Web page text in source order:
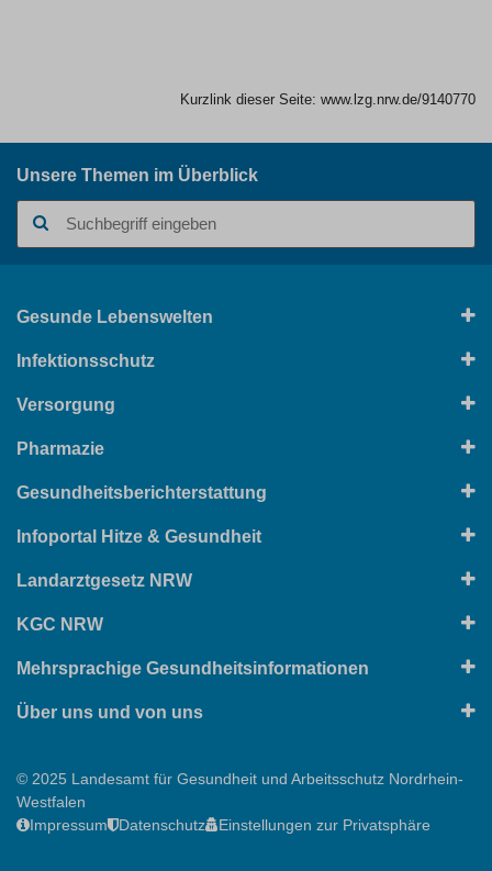
Kurzlink dieser Seite: www.lzg.nrw.de/9140770
Unsere Themen im Überblick
Gesunde Lebenswelten
Infektionsschutz
Versorgung
Pharmazie
Gesundheitsberichterstattung
Infoportal Hitze & Gesundheit
Landarztgesetz NRW
KGC NRW
Mehrsprachige Gesundheitsinformationen
Über uns und von uns
© 2025 Landesamt für Gesundheit und Arbeitsschutz Nordrhein-
Westfalen
Impressum
Datenschutz Einstellungen zur Privatsphäre